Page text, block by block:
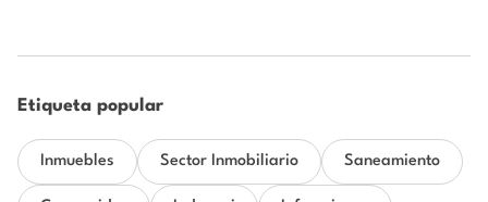
Etiqueta popular
Inmuebles Sector Inmobiliario Saneamiento